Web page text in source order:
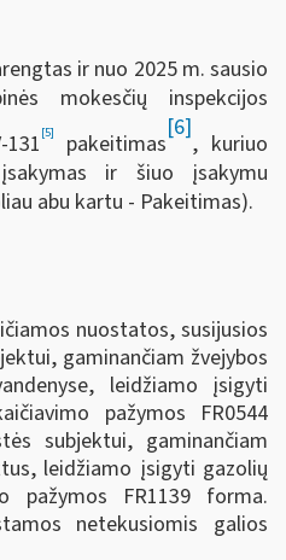
ir nuo 2025 m. sausio
mokesčių inspekcijos
[5] pakeitimas
[6]
, kuriuo
ir šiuo įsakymu
abu kartu - Pakeitimas).
nuostatos, susijusios
gaminančiam žvejybos
leidžiamo įsigyti
pažymos FR0544
subjektui, gaminančiam
leidžiamo įsigyti gazolių
pažymos FR1139 forma.
netekusiomis galios